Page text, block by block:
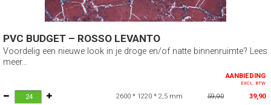
PVC BUDGET – ROSSO LEVANTO
Voordelig een nieuwe look in je droge en/of natte binnenruimte? Lees
meer...
AANBIEDING
EXCL. BTW
2600 * 1220 * 2,5 mm 59,90 39,90